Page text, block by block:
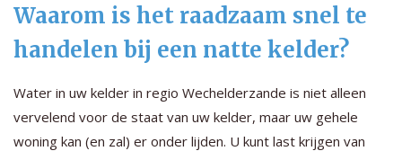
Waarom is het raadzaam snel te
handelen bij een natte kelder?
Water in uw kelder in regio Wechelderzande is niet alleen
vervelend voor de staat van uw kelder, maar uw gehele
woning kan (en zal) er onder lijden. U kunt last krijgen van